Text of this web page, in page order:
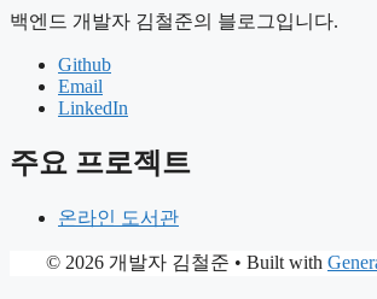
백엔드 개발자 김철준의 블로그입니다.
Github
Email
LinkedIn
주요 프로젝트
온라인 도서관
© 2026 개발자 김철준 • Built with